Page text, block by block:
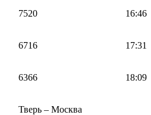
7520 16:46
6716 17:31
6366 18:09
Тверь – Москва